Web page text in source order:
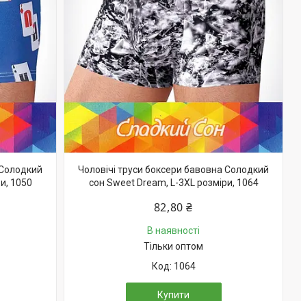
1050
Чоловічі труси боксери бавовна Солодкий
сон Sweet Dream, L-3XL розміри, 1064
82,80 ₴
В наявності
Тільки оптом
1064
Купити